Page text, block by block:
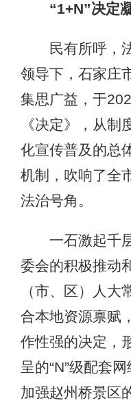
“1+N”决定
民有所呼，法
领导下，石家庄
集思广益，于
《决定》，从
化宣传普及的总
机制，吹响了全
法治号角。
一石激起千层
委会的积极推动
（市、区）人
合本地资源禀赋
作性强的决定，
呈的“N”级配套
加强赵州桥景区